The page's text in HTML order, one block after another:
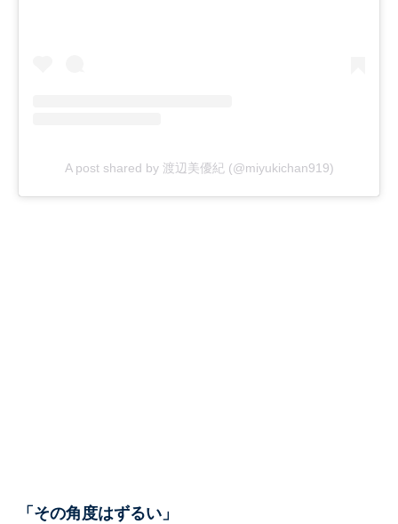
A post shared by 渡辺美優紀 (@miyukichan919)
「その角度はずるい」